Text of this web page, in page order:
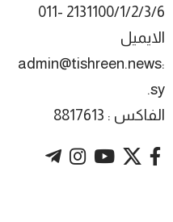
2131100/1/2/3/6 -011
الايميل
:admin@tishreen.news
.sy
الفاكس : 8817613